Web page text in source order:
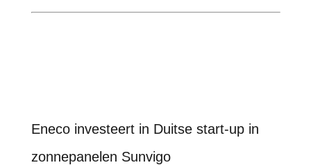
Eneco investeert in Duitse start-up in
zonnepanelen Sunvigo